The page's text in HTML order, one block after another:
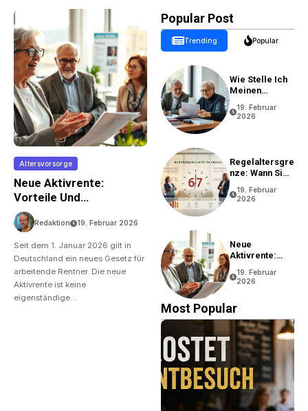
Altersvorsorge
Neue Aktivrente:
Vorteile Und
Bedingungen
Redaktion 19. Februar 2026
Seit dem 1. Januar 2026 gilt in
Deutschland ein neues Gesetz für
arbeitende Rentner. Die neue
Aktivrente ist keine
eigenständige…
Popular Post
Trending Popular
Wie Stelle Ich
Meinen
19. Februar
2026
Regelaltersgre
Nze: Wann Sie
Können
19. Februar
2026
Neue
Aktivrente:
Bedingungen
19. Februar
2026
Most Popular